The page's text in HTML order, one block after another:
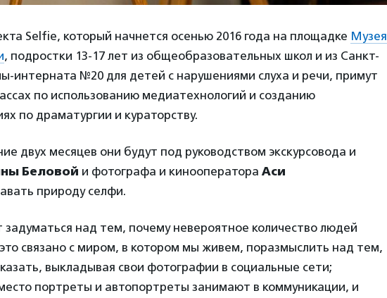
Selfie, который начнется осенью 2016 года на площадке Музея
, подростки 13-17 лет из общеобразовательных школ и из Санкт-
интерната №20 для детей с нарушениями слуха и речи, примут
по использованию медиатехнологий и созданию
по драматургии и кураторству.
двух месяцев они будут под руководством экскурсовода и
Беловой и фотографа и кинооператора Аси
природу селфи.
задуматься над тем, почему невероятное количество людей
связано с миром, в котором мы живем, поразмыслить над тем,
выкладывая свои фотографии в социальные сети;
портреты и автопортреты занимают в коммуникации, и